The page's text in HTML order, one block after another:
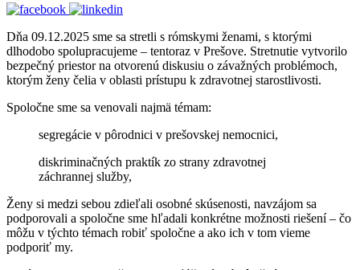
Dňa 09.12.2025 sme sa stretli s rómskymi ženami, s ktorými
dlhodobo spolupracujeme – tentoraz v Prešove. Stretnutie vytvorilo
bezpečný priestor na otvorenú diskusiu o závažných problémoch,
ktorým ženy čelia v oblasti prístupu k zdravotnej starostlivosti.
Spoločne sme sa venovali najmä témam:
segregácie v pôrodnici v prešovskej nemocnici,
diskriminačných praktík zo strany zdravotnej
záchrannej služby,
Ženy si medzi sebou zdieľali osobné skúsenosti, navzájom sa
podporovali a spoločne sme hľadali konkrétne možnosti riešení – čo
môžu v týchto témach robiť spoločne a ako ich v tom vieme
podporiť my.